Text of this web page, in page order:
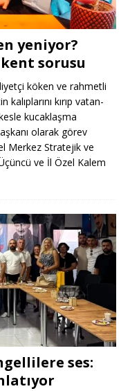
yeniyor?
sorusu
köken ve rahmetli
kırıp vatan-
kucaklaşma
olarak görev
Merkez Stratejik ve
ve İl Özel Kalem
ses: